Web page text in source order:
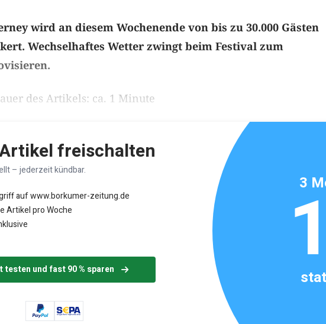
wird an diesem Wochenende von bis zu 30.000 Gästen
Wechselhaftes Wetter zwingt beim Festival zum
des Artikels: ca. 1 Minute
freischalten
– jederzeit kündbar.
auf www.borkumer-zeitung.de
Artikel pro Woche
testen und fast 90 % sparen
3